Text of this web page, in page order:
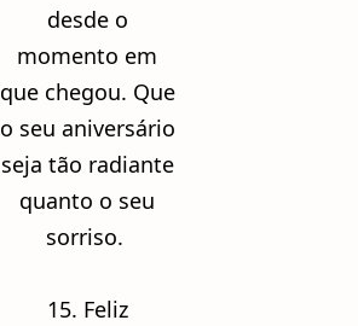
desde o
momento em
que chegou. Que
o seu aniversário
seja tão radiante
quanto o seu
sorriso.
15. Feliz